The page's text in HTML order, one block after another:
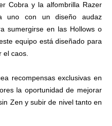
Cobra y la alfombrilla Razer
uno con un diseño audaz
sumergirse en las Hollows o
equipo está diseñado para
el caos.
recompensas exclusivas en
la oportunidad de mejorar
Zen y subir de nivel tanto en